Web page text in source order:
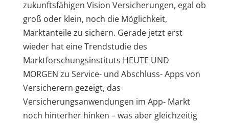
zukunftsfähigen Vision Versicherungen, egal ob
groß oder klein, noch die Möglichkeit,
Marktanteile zu sichern. Gerade jetzt erst
wieder hat eine Trendstudie des
Marktforschungsinstituts HEUTE UND
MORGEN zu Service- und Abschluss- Apps von
Versicherern gezeigt, das
Versicherungsanwendungen im App- Markt
noch hinterher hinken – was aber gleichzeitig